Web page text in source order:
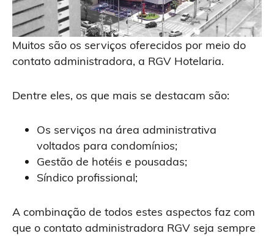
Muitos são os serviços oferecidos por meio do
contato administradora, a RGV Hotelaria.
Dentre eles, os que mais se destacam são:
Os serviços na área administrativa
voltados para condomínios;
Gestão de hotéis e pousadas;
Síndico profissional;
A combinação de todos estes aspectos faz com
que o contato administradora RGV seja sempre